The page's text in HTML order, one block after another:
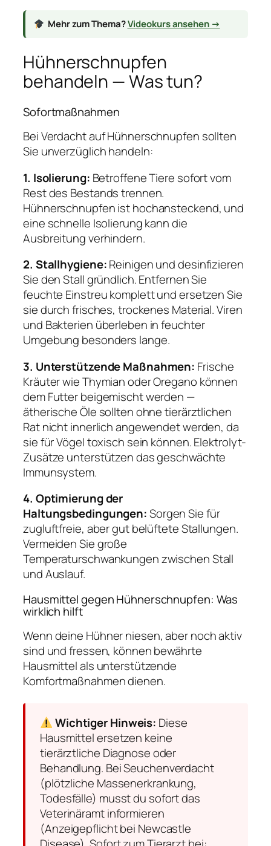
Mehr zum Thema?Videokurs ansehen →
Hühnerschnupfen
behandeln — Was tun?
Sofortmaßnahmen
Bei Verdacht auf Hühnerschnupfen sollten
Sie unverzüglich handeln:
1. Isolierung: Betroffene Tiere sofort vom
Rest des Bestands trennen.
Hühnerschnupfen ist hochansteckend, und
eine schnelle Isolierung kann die
Ausbreitung verhindern.
2. Stallhygiene:Reinigen und desinfizieren
Sie den Stall gründlich. Entfernen Sie
feuchte Einstreu komplett und ersetzen Sie
sie durch frisches, trockenes Material. Viren
und Bakterien überleben in feuchter
Umgebung besonders lange.
3. Unterstützende Maßnahmen: Frische
Kräuter wie Thymian oder Oregano können
dem Futter beigemischt werden —
ätherische Öle sollten ohne tierärztlichen
Rat nicht innerlich angewendet werden, da
sie für Vögel toxisch sein können. Elektrolyt-
Zusätze unterstützen das geschwächte
Immunsystem.
4. Optimierung der
Haltungsbedingungen:Sorgen Sie für
zugluftfreie, aber gut belüftete Stallungen.
Vermeiden Sie große
Temperaturschwankungen zwischen Stall
und Auslauf.
Hausmittel gegen Hühnerschnupfen: Was
wirklich hilft
Wenn deine Hühner niesen, aber noch aktiv
sind und fressen, können bewährte
Hausmittel als unterstützende
Komfortmaßnahmen dienen.
Wichtiger Hinweis: Diese
Hausmittel ersetzen keine
tierärztliche Diagnose oder
Behandlung. Bei Seuchenverdacht
(plötzliche Massenerkrankung,
Todesfälle) musst du sofort das
Veterinäramt informieren
(Anzeigepflicht bei Newcastle